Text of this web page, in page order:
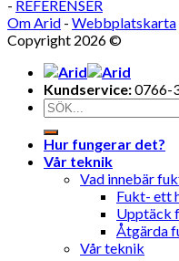
- REFERENSER
Om Arid - Webbplatskarta
Copyright 2026 ©
Kundservice:0766-
Hur fungerar det?
Vår teknik
Vad innebär
Fukt- ett
Upptäck
Åtgärda
Vår teknik